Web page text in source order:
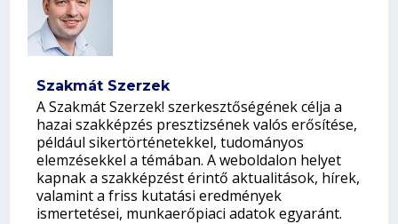
Szakmát Szerzek
A Szakmát Szerzek! szerkesztőségének célja a
hazai szakképzés presztizsének valós erősítése,
például sikertörténetekkel, tudományos
elemzésekkel a témában. A weboldalon helyet
kapnak a szakképzést érintő aktualitások, hírek,
valamint a friss kutatási eredmények
ismertetései, munkaerőpiaci adatok egyaránt.